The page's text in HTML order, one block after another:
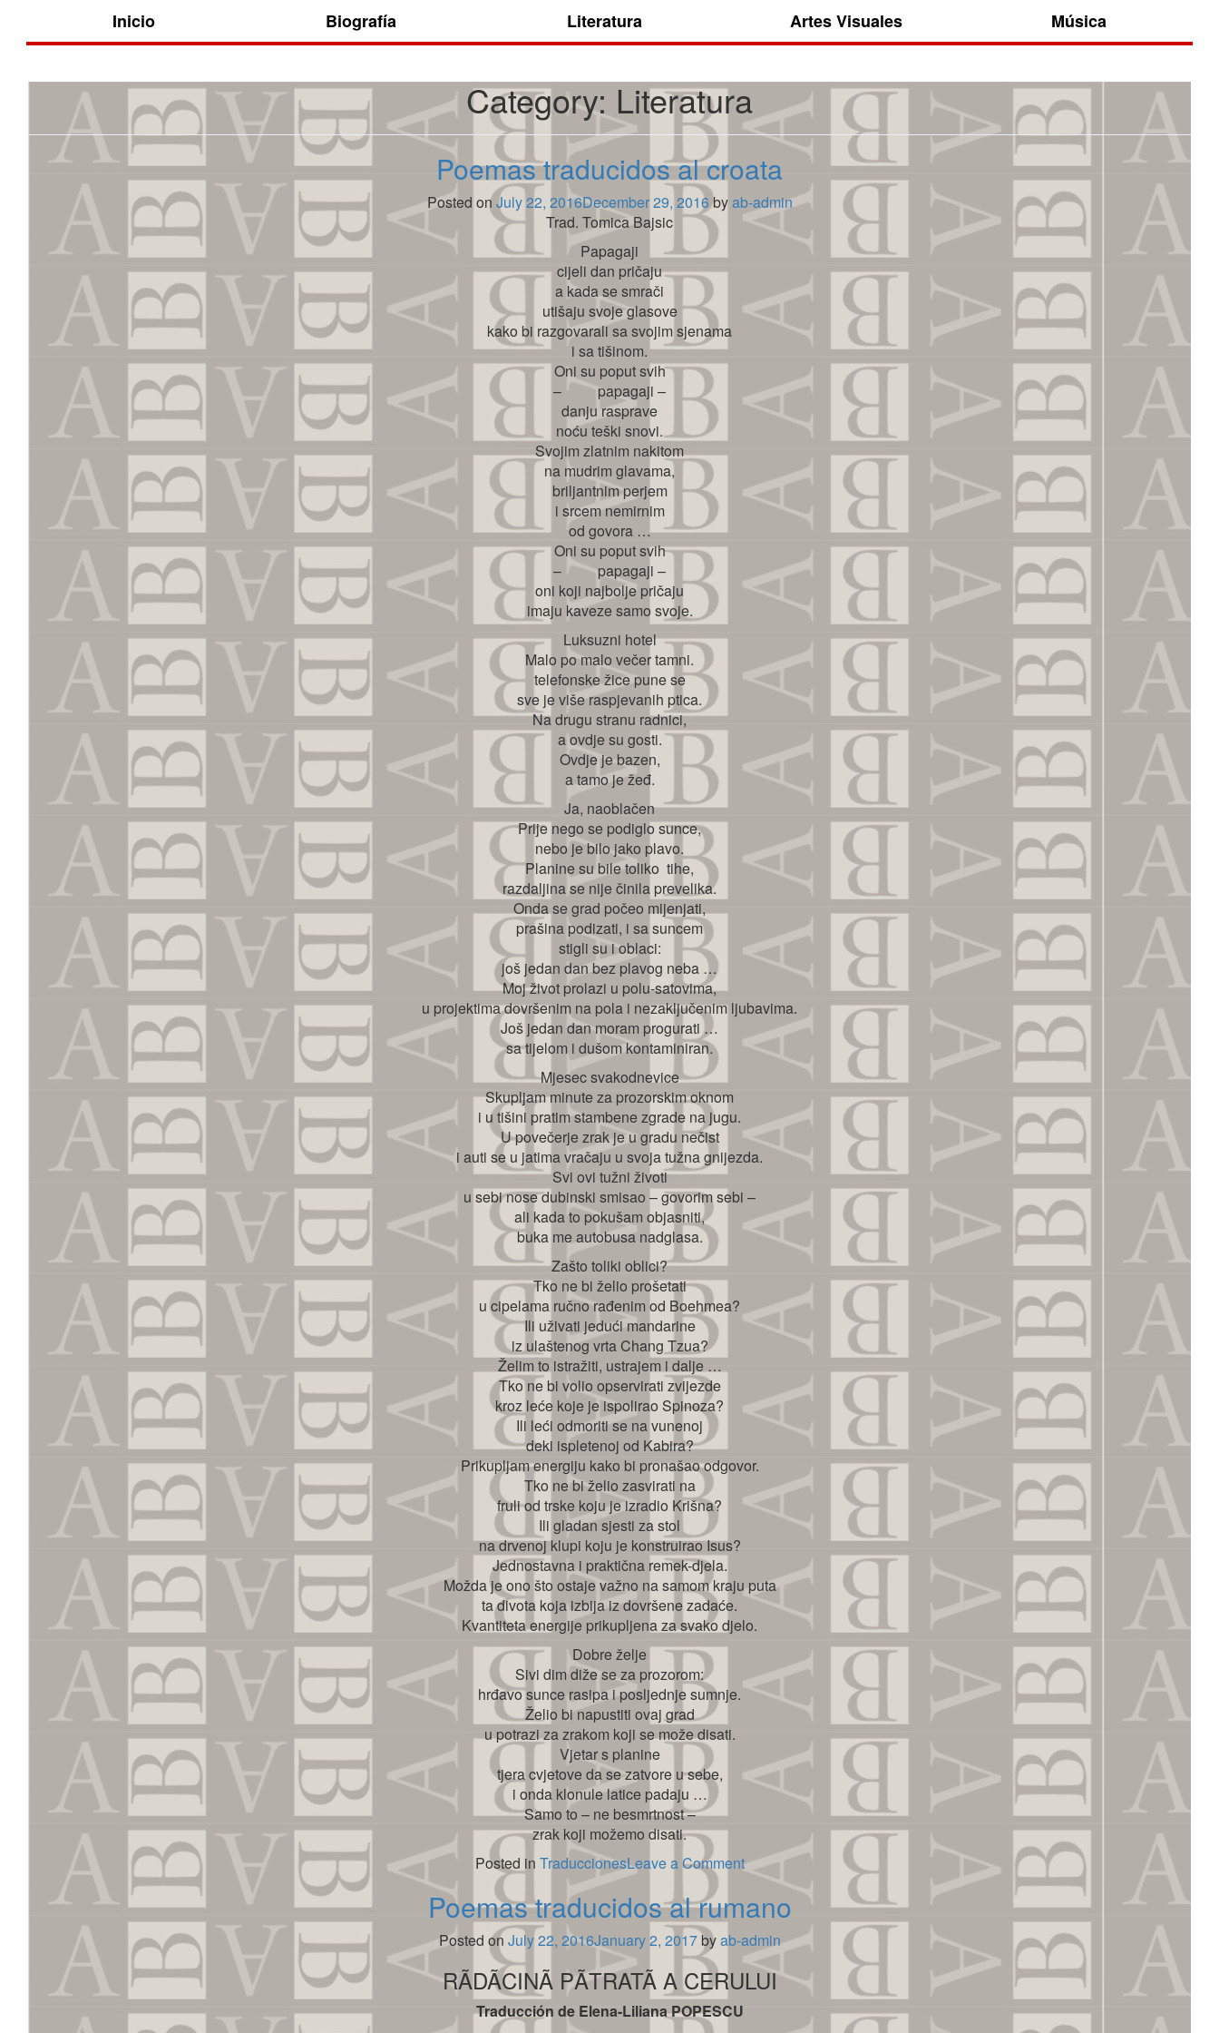
Inicio Biografía Literatura Artes Visuales Música
Category: Literatura
Poemas traducidos al croata
Posted onJuly 22, 2016December 29, 2016byab-admin
Trad. Tomica Bajsic
Papagaji
cijeli dan pričaju
a kada se smrači
utišaju svoje glasove
kako bi razgovarali sa svojim sjenama
i sa tišinom.
Oni su poput svih
– papagaji –
danju rasprave
noću teški snovi.
Svojim zlatnim nakitom
na mudrim glavama,
briljantnim perjem
i srcem nemirnim
od govora …
Oni su poput svih
– papagaji –
oni koji najbolje pričaju
imaju kaveze samo svoje.
Luksuzni hotel
Malo po malo večer tamni.
telefonske žice pune se
sve je više raspjevanih ptica.
Na drugu stranu radnici,
a ovdje su gosti.
Ovdje je bazen,
a tamo je žeđ.
Ja, naoblačen
Prije nego se podiglo sunce,
nebo je bilo jako plavo.
Planine su bile toliko tihe,
razdaljina se nije činila prevelika.
Onda se grad počeo mijenjati,
prašina podizati, i sa suncem
stigli su i oblaci:
još jedan dan bez plavog neba …
Moj život prolazi u polu-satovima,
u projektima dovršenim na pola i nezaključenim ljubavima.
Još jedan dan moram progurati …
sa tijelom i dušom kontaminiran.
Mjesec svakodnevice
Skupljam minute za prozorskim oknom
i u tišini pratim stambene zgrade na jugu.
U povečerje zrak je u gradu nečist
i auti se u jatima vračaju u svoja tužna gnijezda.
Svi ovi tužni životi
u sebi nose dubinski smisao – govorim sebi –
ali kada to pokušam objasniti,
buka me autobusa nadglasa.
Zašto toliki oblici?
Tko ne bi želio prošetati
u cipelama ručno rađenim od Boehmea?
Ili uživati jedući mandarine
iz ulaštenog vrta Chang Tzua?
Želim to istražiti, ustrajem i dalje …
Tko ne bi volio opservirati zvijezde
kroz leće koje je ispolirao Spinoza?
Ili leći odmoriti se na vunenoj
deki ispletenoj od Kabira?
Prikupljam energiju kako bi pronašao odgovor.
Tko ne bi želio zasvirati na
fruli od trske koju je izradio Krišna?
Ili gladan sjesti za stol
na drvenoj klupi koju je konstruirao Isus?
Jednostavna i praktična remek-djela.
Možda je ono što ostaje važno na samom kraju puta
ta divota koja izbija iz dovršene zadaće.
Kvantiteta energije prikupljena za svako djelo.
Dobre želje
Sivi dim diže se za prozorom:
hrđavo sunce rasipa i posljednje sumnje.
Želio bi napustiti ovaj grad
u potrazi za zrakom koji se može disati.
Vjetar s planine
tjera cvjetove da se zatvore u sebe,
i onda klonule latice padaju …
Samo to – ne besmrtnost –
zrak koji možemo disati.
Posted in TraduccionesLeave a Commenton
Poemas
traducidos
al
croata
Poemas traducidos al rumano
Posted on July 22, 2016January 2, 2017byab-admin
RÃDÃCINÃ PÃTRATÃ A CERULUI
Traducción de Elena-Liliana POPESCU